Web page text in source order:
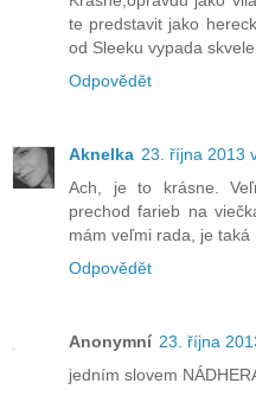
te predstavit jako
od Sleeku vypada
Odpovědět
Aknelka 23. října 2013
Ach, je to krásne.
prechod farieb na
mám veľmi rada, je
Odpovědět
Anonymní 23. října
jedním slovem